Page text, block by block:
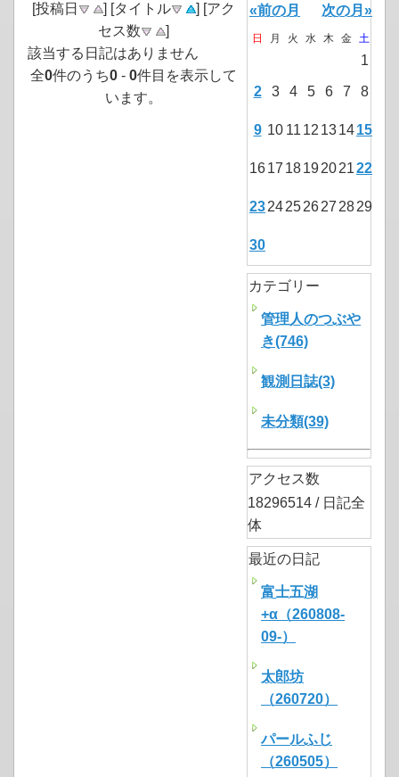
[投稿日
] [タイトル
] [アク
セス数
]
該当する日記はありません
全0件のうち0 - 0件目を表示して
います。
«前の月 次の月»
日 月 火 水 木 金 土
1
2 3 4 5 6 7 8
9 10 11 12 131415
1617 1819202122
2324252627 2829
30
カテゴリー
管理人のつぶや
き(746)
観測日誌(3)
未分類(39)
アクセス数
18296514 / 日記全
体
最近の日記
富士五湖
+α（260808-
09-）
太郎坊
（260720）
パールふじ
（260505）